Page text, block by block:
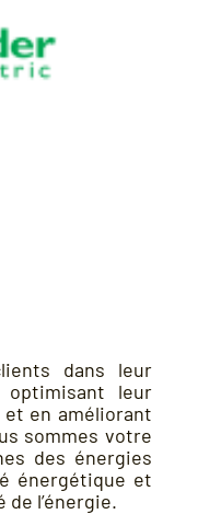
dans leur
leur
en améliorant
sommes votre
des énergies
énergétique et
de l’énergie.